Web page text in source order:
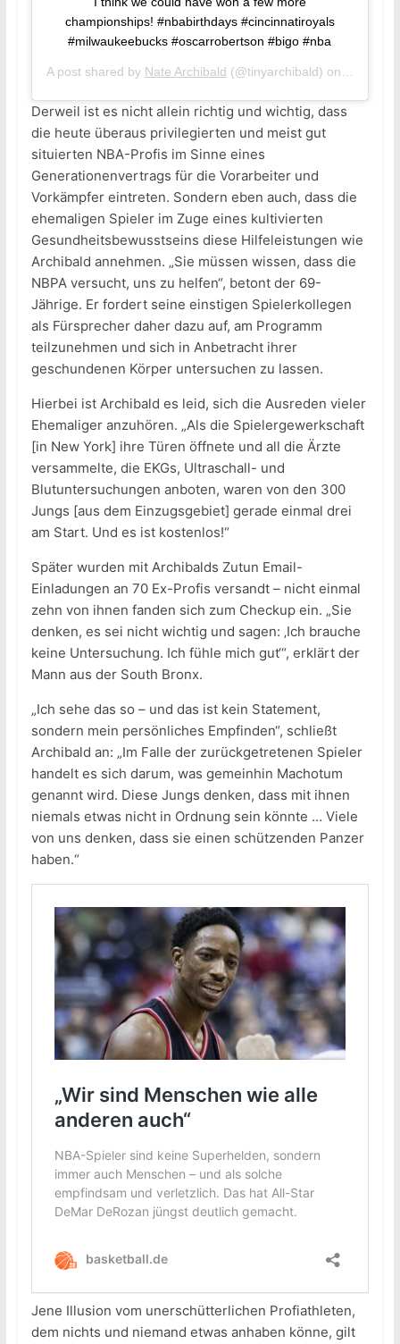
championships! #nbabirthdays #cincinnatiroyals
#milwaukeebucks #oscarrobertson #bigo #nba
A post shared by Nate Archibald (@tinyarchibald) on
Derweil ist es nicht allein richtig und wichtig, dass
die heute überaus privilegierten und meist gut
situierten NBA-Profis im Sinne eines
Generationenvertrags für die Vorarbeiter und
Vorkämpfer eintreten. Sondern eben auch, dass die
ehemaligen Spieler im Zuge eines kultivierten
Gesundheitsbewusstseins diese Hilfeleistungen wie
Archibald annehmen. „Sie müssen wissen, dass die
NBPA versucht, uns zu helfen“, betont der 69-
Jährige. Er fordert seine einstigen Spielerkollegen
als Fürsprecher daher dazu auf, am Programm
teilzunehmen und sich in Anbetracht ihrer
geschundenen Körper untersuchen zu lassen.
Hierbei ist Archibald es leid, sich die Ausreden vieler
Ehemaliger anzuhören. „Als die Spielergewerkschaft
[in New York] ihre Türen öffnete und all die Ärzte
versammelte, die EKGs, Ultraschall- und
Blutuntersuchungen anboten, waren von den 300
Jungs [aus dem Einzugsgebiet] gerade einmal drei
am Start. Und es ist kostenlos!“
Später wurden mit Archibalds Zutun Email-
Einladungen an 70 Ex-Profis versandt – nicht einmal
zehn von ihnen fanden sich zum Checkup ein. „Sie
denken, es sei nicht wichtig und sagen: ‚Ich brauche
keine Untersuchung. Ich fühle mich gut‘“, erklärt der
Mann aus der South Bronx.
„Ich sehe das so – und das ist kein Statement,
sondern mein persönliches Empfinden“, schließt
Archibald an: „Im Falle der zurückgetretenen Spieler
handelt es sich darum, was gemeinhin Machotum
genannt wird. Diese Jungs denken, dass mit ihnen
niemals etwas nicht in Ordnung sein könnte … Viele
von uns denken, dass sie einen schützenden Panzer
haben.“
Jene Illusion vom unerschütterlichen Profiathleten,
dem nichts und niemand etwas anhaben könne, gilt